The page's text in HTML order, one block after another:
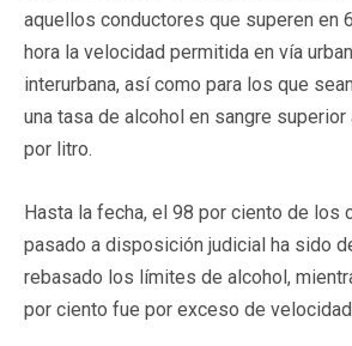
aquellos conductores que superen en
hora la velocidad permitida en vía
interurbana, así como para los que
una tasa de alcohol en sangre
por litro.
Hasta la fecha, el 98 por ciento de los
pasado a disposición judicial ha sido
rebasado los límites de alcohol,
por ciento fue por exceso de